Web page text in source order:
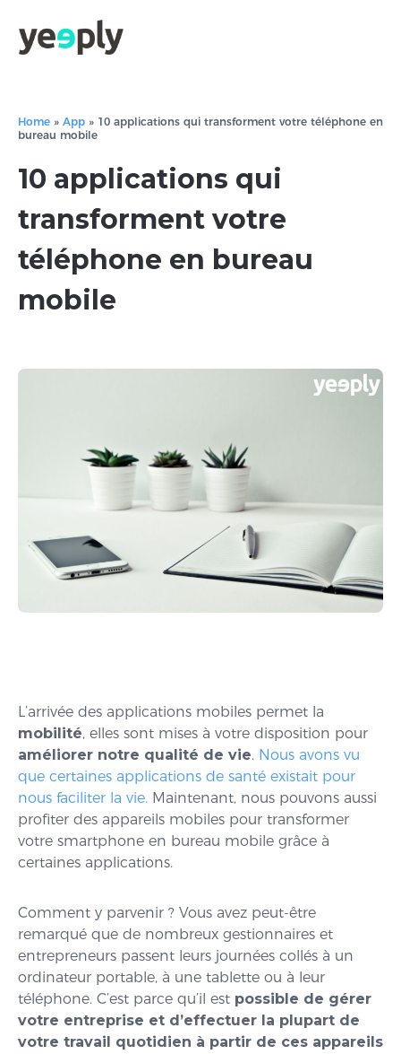
Home » App » 10 applications qui transforment votre téléphone en
bureau mobile
10 applications qui
transforment votre
téléphone en bureau
mobile
L’arrivée des applications mobiles permet la
mobilité, elles sont mises à votre disposition pour
améliorer notre qualité de vie. Nous avons vu
que certaines applications de santé existait pour
nous faciliter la vie. Maintenant, nous pouvons aussi
profiter des appareils mobiles pour transformer
votre smartphone en bureau mobile grâce à
certaines applications.
Comment y parvenir ? Vous avez peut-être
remarqué que de nombreux gestionnaires et
entrepreneurs passent leurs journées collés à un
ordinateur portable, à une tablette ou à leur
téléphone. C’est parce qu’il est possible de gérer
votre entreprise et d’effectuer la plupart de
votre travail quotidien à partir de ces appareils